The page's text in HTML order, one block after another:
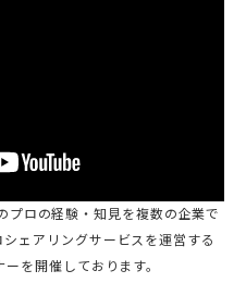
ロの経験・知見を複数の企業で
ェアリングサービスを運営する
を開催しております。